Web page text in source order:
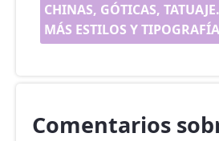
CHINAS, GÓTICAS,
MÁS ESTILOS Y
Comentarios